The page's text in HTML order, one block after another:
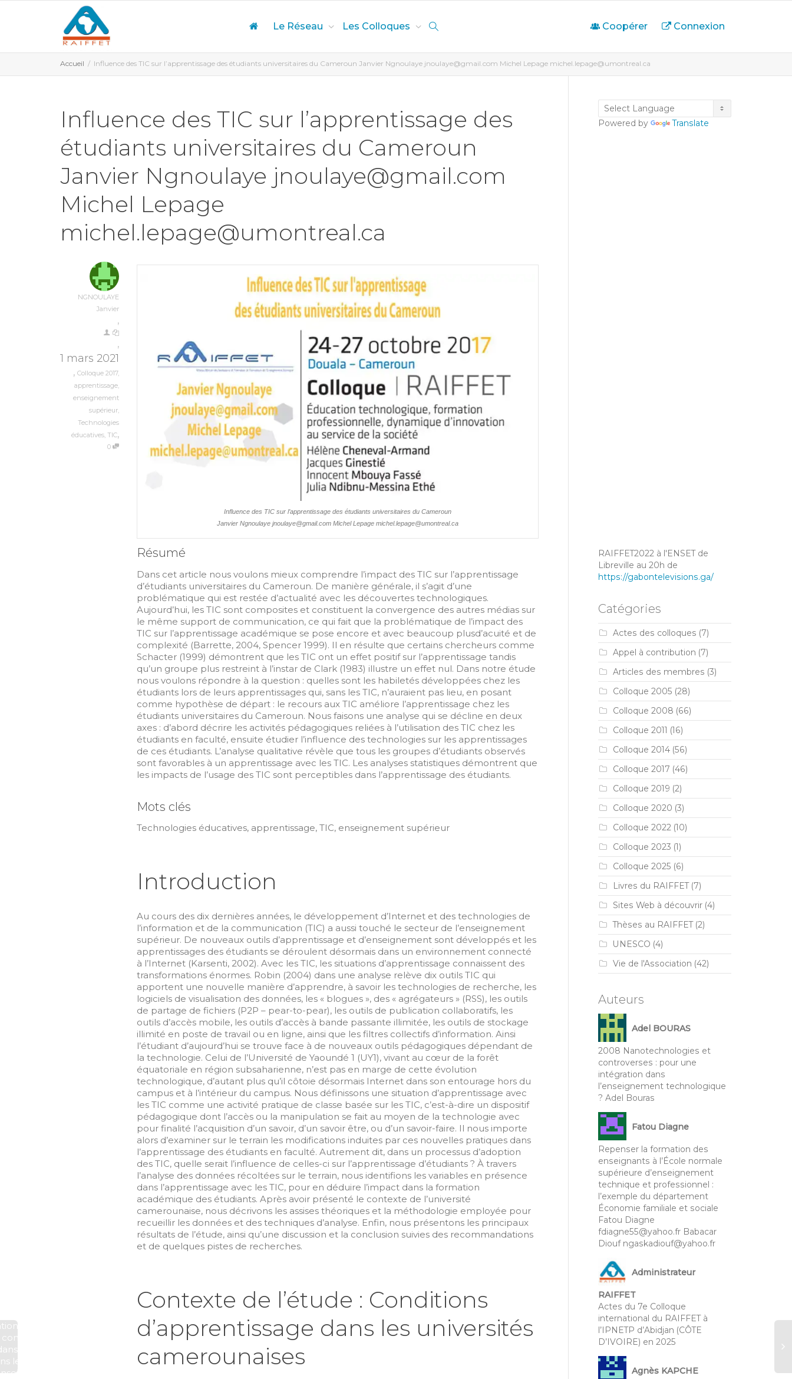
Le Réseau Les Colloques Coopérer Connexion
Accueil Influence des TIC sur l’apprentissage des étudiants universitaires du Cameroun Janvier Ngnoulaye jnoulaye@gmail.com Michel Lepage michel.lepage@umontreal.ca
Influence des TIC sur l’apprentissage des
étudiants universitaires du Cameroun
Janvier Ngnoulaye jnoulaye@gmail.com
Michel Lepage
michel.lepage@umontreal.ca
NGNOULAYE
Janvier
,
,
1 mars 2021
, Colloque 2017,
apprentissage,
enseignement
supérieur,
Technologies
éducatives, TIC,
0
Influence des TIC sur l’apprentissage des étudiants universitaires du Cameroun
Janvier Ngnoulaye jnoulaye@gmail.com Michel Lepage michel.lepage@umontreal.ca
Résumé
Dans cet article nous voulons mieux comprendre l’impact des TIC sur l’apprentissage
d’étudiants universitaires du Cameroun. De manière générale, il s’agit d’une
problématique qui est restée d’actualité avec les découvertes technologiques.
Aujourd’hui, les TIC sont composites et constituent la convergence des autres médias sur
le même support de communication, ce qui fait que la problématique de l’impact des
TIC sur l’apprentissage académique se pose encore et avec beaucoup plusd’acuité et de
complexité (Barrette, 2004, Spencer 1999). Il en résulte que certains chercheurs comme
Schacter (1999) démontrent que les TIC ont un effet positif sur l’apprentissage tandis
qu’un groupe plus restreint à l’instar de Clark (1983) illustre un effet nul. Dans notre étude
nous voulons répondre à la question : quelles sont les habiletés développées chez les
étudiants lors de leurs apprentissages qui, sans les TIC, n’auraient pas lieu, en posant
comme hypothèse de départ : le recours aux TIC améliore l’apprentissage chez les
étudiants universitaires du Cameroun. Nous faisons une analyse qui se décline en deux
axes : d’abord décrire les activités pédagogiques reliées à l’utilisation des TIC chez les
étudiants en faculté, ensuite étudier l’influence des technologies sur les apprentissages
de ces étudiants. L’analyse qualitative révèle que tous les groupes d’étudiants observés
sont favorables à un apprentissage avec les TIC. Les analyses statistiques démontrent que
les impacts de l’usage des TIC sont perceptibles dans l’apprentissage des étudiants.
Mots clés
Technologies éducatives, apprentissage, TIC, enseignement supérieur
Introduction
Au cours des dix dernières années, le développement d’Internet et des technologies de
l’information et de la communication (TIC) a aussi touché le secteur de l’enseignement
supérieur. De nouveaux outils d’apprentissage et d’enseignement sont développés et les
apprentissages des étudiants se déroulent désormais dans un environnement connecté
à l’Internet (Karsenti, 2002). Avec les TIC, les situations d’apprentissage connaissent des
transformations énormes. Robin (2004) dans une analyse relève dix outils TIC qui
apportent une nouvelle manière d’apprendre, à savoir les technologies de recherche, les
logiciels de visualisation des données, les « blogues », des « agrégateurs » (RSS), les outils
de partage de fichiers (P2P – pear-to-pear), les outils de publication collaboratifs, les
outils d’accès mobile, les outils d’accès à bande passante illimitée, les outils de stockage
illimité en poste de travail ou en ligne, ainsi que les filtres collectifs d’information. Ainsi
l’étudiant d’aujourd’hui se trouve face à de nouveaux outils pédagogiques dépendant de
la technologie. Celui de l’Université de Yaoundé 1 (UY1), vivant au cœur de la forêt
équatoriale en région subsaharienne, n’est pas en marge de cette évolution
technologique, d’autant plus qu’il côtoie désormais Internet dans son entourage hors du
campus et à l’intérieur du campus. Nous définissons une situation d’apprentissage avec
les TIC comme une activité pratique de classe basée sur les TIC, c’est-à-dire un dispositif
pédagogique dont l’accès ou la manipulation se fait au moyen de la technologie avec
pour finalité l’acquisition d’un savoir, d’un savoir être, ou d’un savoir-faire. Il nous importe
alors d’examiner sur le terrain les modifications induites par ces nouvelles pratiques dans
l’apprentissage des étudiants en faculté. Autrement dit, dans un processus d’adoption
des TIC, quelle serait l’influence de celles-ci sur l’apprentissage d’étudiants ? À travers
l’analyse des données récoltées sur le terrain, nous identifions les variables en présence
dans l’apprentissage avec les TIC, pour en déduire l’impact dans la formation
académique des étudiants. Après avoir présenté le contexte de l’université
camerounaise, nous décrivons les assises théoriques et la méthodologie employée pour
recueillir les données et des techniques d’analyse. Enfin, nous présentons les principaux
résultats de l’étude, ainsi qu’une discussion et la conclusion suivies des recommandations
et de quelques pistes de recherches.
Contexte de l’étude : Conditions
d’apprentissage dans les universités
camerounaises
critique aux
facteur
l’intégration
les processus
et
Powered by Translate
RAIFFET2022 à l'ENSET de
Libreville au 20h de
https://gabontelevisions.ga/
Catégories
Actes des colloques (7)
Appel à contribution (7)
Articles des membres (3)
Colloque 2005 (28)
Colloque 2008 (66)
Colloque 2011 (16)
Colloque 2014(56)
Colloque 2017 (46)
Colloque 2019 (2)
Colloque 2020 (3)
Colloque 2022(10)
Colloque 2023 (1)
Colloque 2025 (6)
Livres du RAIFFET(7)
Sites Web à découvrir(4)
Thèses au RAIFFET(2)
UNESCO (4)
Vie de l'Association (42)
Auteurs
Adel BOURAS
2008 Nanotechnologies et
controverses : pour une
intégration dans
l’enseignement technologique
? Adel Bouras
Fatou Diagne
Repenser la formation des
enseignants à l’École normale
supérieure d’enseignement
technique et professionnel :
l’exemple du département
Économie familiale et sociale
Fatou Diagne
fdiagne55@yahoo.fr Babacar
Diouf ngaskadiouf@yahoo.fr
Administrateur
RAIFFET
Actes du 7e Colloque
international du RAIFFET à
l’IPNETP d’Abidjan (CÔTE
D’IVOIRE) en 2025
Agnès KAPCHE